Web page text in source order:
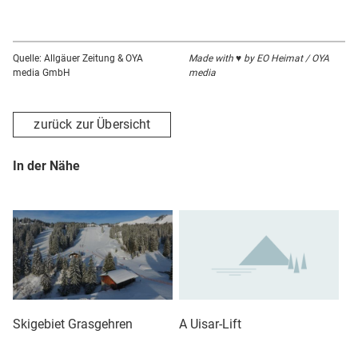
Quelle: Allgäuer Zeitung & OYA
media GmbH
Made with ♥ by EO Heimat / OYA
media
zurück zur Übersicht
In der Nähe
Skigebiet Grasgehren A Uisar-Lift